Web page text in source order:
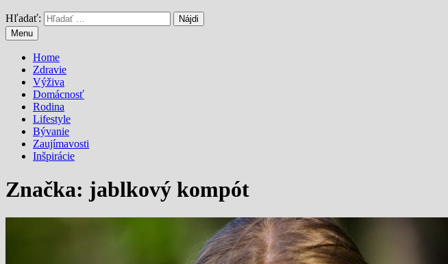
Hľadať:
Menu
Home
Zdravie
Výživa
Domácnosť
Rodina
Lifestyle
Bývanie
Zaujímavosti
Inšpirácie
Značka: jablkový kompót